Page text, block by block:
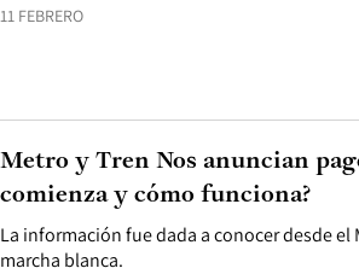
11 FEBRERO
La información fue dada a conocer desde
marcha blanca.
Metro y Tren Nos anuncian
comienza y cómo funciona?